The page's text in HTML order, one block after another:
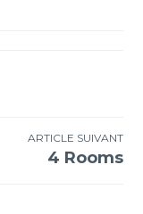
ARTICLE SUIVANT
4 Rooms